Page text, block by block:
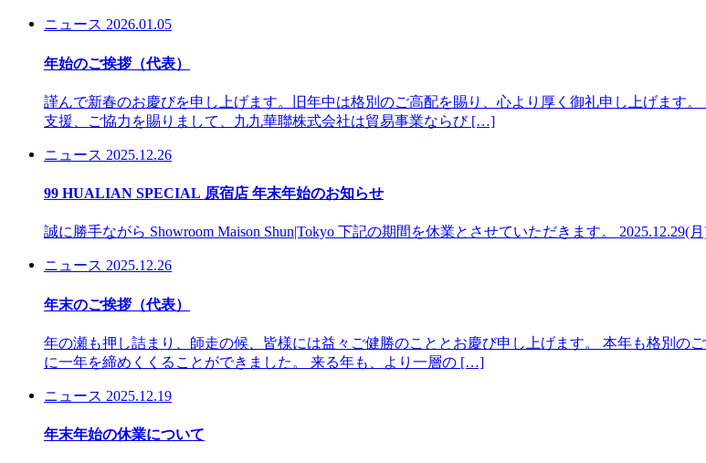
ニュース 2026.01.05
年始のご挨拶（代表）
謹んで新春のお慶びを申し上げます。旧年中は格別のご高配を賜り、心より厚く御礼申し上げます
支援、ご協力を賜りまして、九九華聯株式会社は貿易事業ならび […]
ニュース 2025.12.26
99 HUALIAN SPECIAL 原宿店 年末年始のお知らせ
誠に勝手ながら Showroom Maison Shun|Tokyo 下記の期間を休業とさせていただきます。
ニュース 2025.12.26
年末のご挨拶（代表）
年の瀬も押し詰まり、師走の候、皆様には益々ご健勝のこととお慶び申し上げます。 本年も格別の
に一年を締めくくることができました。 来る年も、より一層の […]
ニュース 2025.12.19
年末年始の休業について